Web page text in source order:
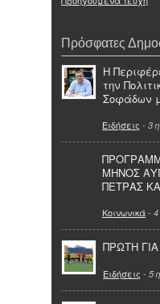
Πρόσφατες
Η
την
Σοφάδων
Ειδήσεις - 3
ΜΗΝΟΣ
ΠΕΤΡΑΣ
Κοινωνικά-
ΠΡΩΤΗ
Ειδήσεις - 5